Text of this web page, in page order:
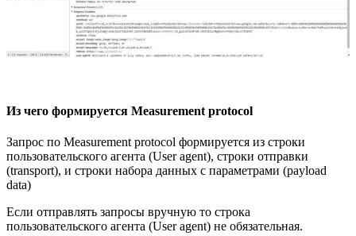
Из чего формируется Measurement protocol
Запрос по Measurement protocol формируется из строки
пользовательского агента (User agent), строки отправки
(transport), и строки набора данных с параметрами (payload
data)
Если отправлять запросы вручную то строка
пользовательского агента (User agent) не обязательная.